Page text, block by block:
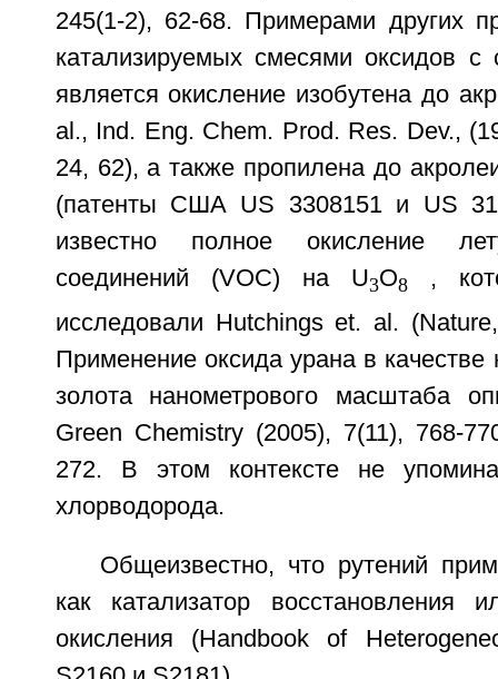
245(1-2), 62-68. Примерами других
катализируемых смесями оксидов с
является окисление изобутена до
al., Ind. Eng. Chem. Prod. Res. Dev.,
24, 62), а также пропилена до
(патенты США US 3308151 и US
известно полное окисление
соединений (VOC) на U3O8 ,
исследовали Hutchings et. al.
Применение оксида урана в качестве
золота нанометрового масштаба
Green Chemistry (2005), 7(11), 768-
272. В этом контексте не
хлорводорода.
Общеизвестно, что рутений
как катализатор восстановления
окисления (Handbook of